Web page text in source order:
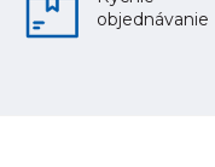
objednávanie